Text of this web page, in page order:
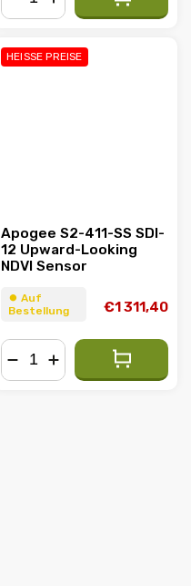
HEISSE PREISE
Apogee S2-411-SS SDI-
12 Upward-Looking
NDVI Sensor
⏺︎ Auf
Bestellung
€1 311,40